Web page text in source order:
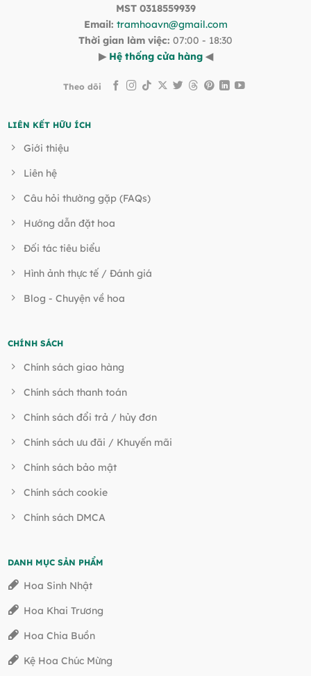
MST 0318559939
Email: tramhoavn@gmail.com
Thời gian làm việc: 07:00 - 18:30
▶ Hệ thống cửa hàng ◀
Theo dõi
LIÊN KẾT HỮU ÍCH
Giới thiệu
Liên hệ
Câu hỏi thường gặp (FAQs)
Hướng dẫn đặt hoa
Đối tác tiêu biểu
Hình ảnh thực tế / Đánh giá
Blog - Chuyện về hoa
CHÍNH SÁCH
Chính sách giao hàng
Chính sách thanh toán
Chính sách đổi trả / hủy đơn
Chính sách ưu đãi / Khuyến mãi
Chính sách bảo mật
Chính sách cookie
Chính sách DMCA
DANH MỤC SẢN PHẨM
Hoa Sinh Nhật
Hoa Khai Trương
Hoa Chia Buồn
Kệ Hoa Chúc Mừng